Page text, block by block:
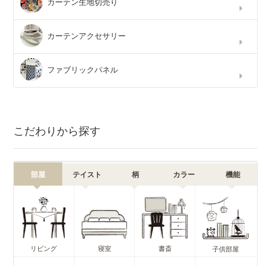
カーテン生地切売り
カーテンアクセサリー
ファブリックパネル
こだわりから探す
部屋 テイスト 柄 カラー 機能
リビング 寝室 書斎 子供部屋